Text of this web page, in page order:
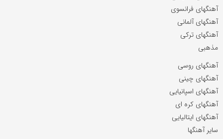
آهنگهای فرانسوی
آهنگهای آلمانی
آهنگهای ترکی
مذهبی
آهنگهای روسی
آهنگهای چینی
آهنگهای اسپانیایی
آهنگهای کره ای
آهنگهای ایتالیایی
سایر آهنگها